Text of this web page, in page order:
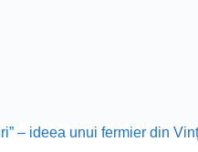
– ideea unui fermier din